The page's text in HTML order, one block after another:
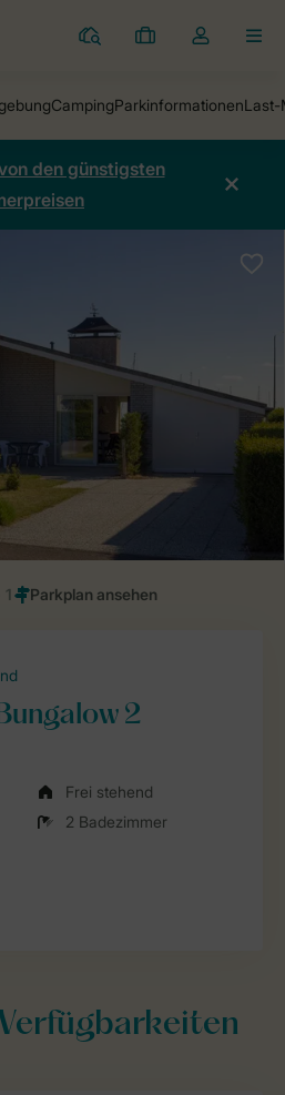
Ferienparks
Meine
Dropdown-
öffnen
den günstigsten
1
2
Frei stehend
2 Badezimmer